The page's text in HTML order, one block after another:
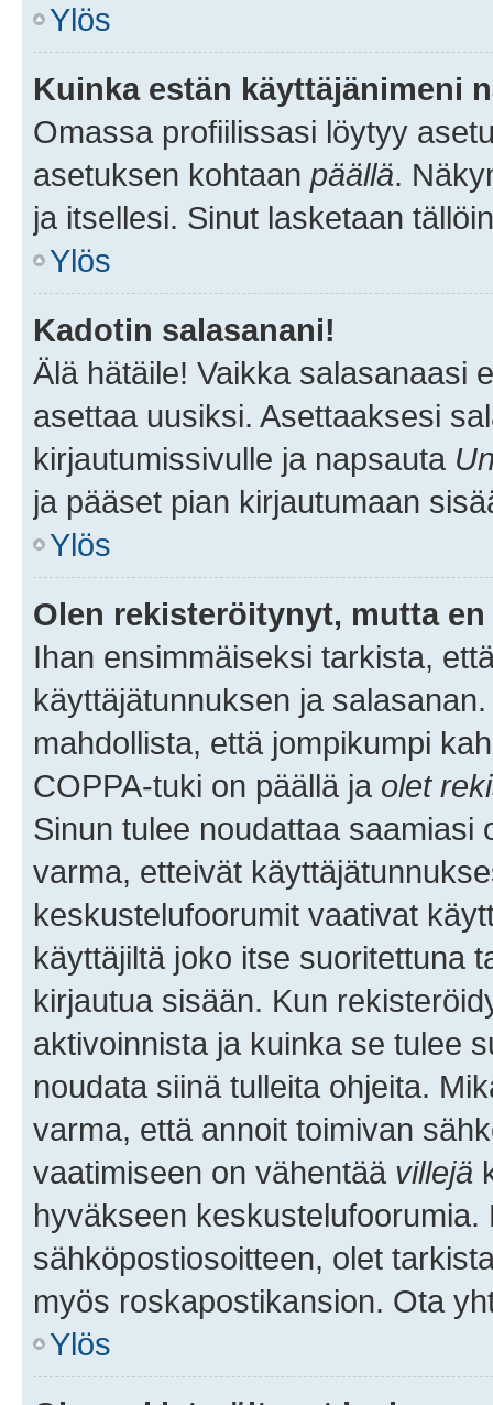
Ylös
Kuinka estän käyttäjänimeni
Omassa profiilissasi löytyy
asetuksen kohtaan päällä.
ja itsellesi. Sinut lasketaan
Ylös
Kadotin salasanani!
Älä hätäile! Vaikka salasanaasi
asettaa uusiksi. Asettaaksesi
kirjautumissivulle ja napsauta
ja pääset pian kirjautumaan
Ylös
Olen rekisteröitynyt, mutta
Ihan ensimmäiseksi tarkista,
käyttäjätunnuksen ja
mahdollista, että jompikumpi
COPPA-tuki on päällä ja olet
Sinun tulee noudattaa saamiasi
varma, etteivät
keskustelufoorumit vaativat
käyttäjiltä joko itse suoritettuna
kirjautua sisään. Kun
aktivoinnista ja kuinka se tulee
noudata siinä tulleita ohjeita.
varma, että annoit toimivan
vaatimiseen on vähentää villejä
hyväkseen
sähköpostiosoitteen, olet
myös roskapostikansion. Ota
Ylös